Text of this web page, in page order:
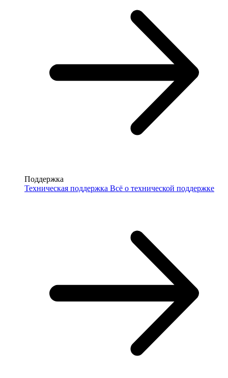
Поддержка
Техническая поддержка Всё о технической поддержке